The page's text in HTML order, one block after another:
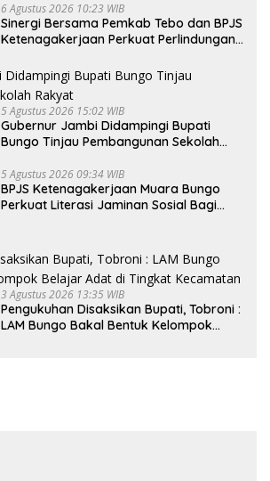
6 Agustus 2026 10:23 WIB
Sinergi Bersama Pemkab Tebo dan BPJS
Ketenagakerjaan Perkuat Perlindungan
5 Agustus 2026 15:02 WIB
Gubernur Jambi Didampingi Bupati
Bungo Tinjau Pembangunan Sekolah
5 Agustus 2026 09:34 WIB
BPJS Ketenagakerjaan Muara Bungo
Perkuat Literasi Jaminan Sosial Bagi
3 Agustus 2026 13:35 WIB
Pengukuhan Disaksikan Bupati, Tobroni :
LAM Bungo Bakal Bentuk Kelompok